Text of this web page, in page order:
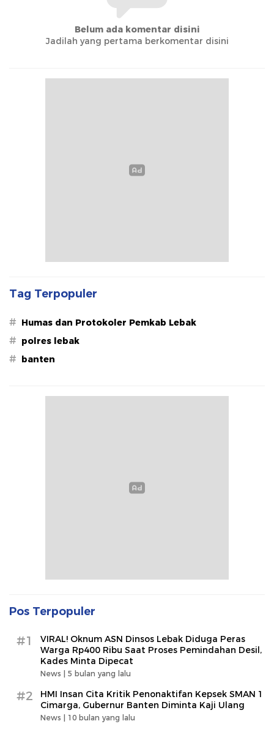
Belum ada komentar disini
Jadilah yang pertama berkomentar disini
Tag Terpopuler
# Humas dan Protokoler Pemkab Lebak
# polres lebak
# banten
Pos Terpopuler
#1
VIRAL! Oknum ASN Dinsos Lebak Diduga Peras
Warga Rp400 Ribu Saat Proses Pemindahan Desil,
Kades Minta Dipecat
News | 5 bulan yang lalu
#2
HMI Insan Cita Kritik Penonaktifan Kepsek SMAN 1
Cimarga, Gubernur Banten Diminta Kaji Ulang
News | 10 bulan yang lalu